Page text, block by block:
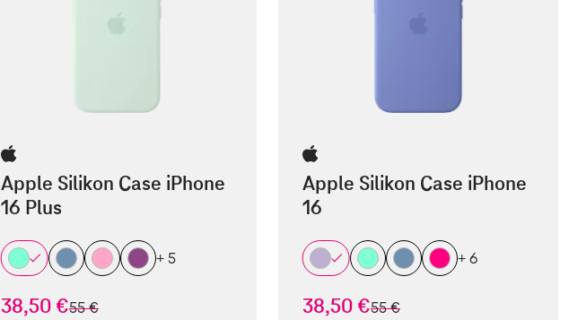
Apple Silikon Case iPhone
16 Plus
+ 5
38,50 €statt
55 €
Apple Silikon Case iPhone
16
+ 6
38,50 €statt
55 €